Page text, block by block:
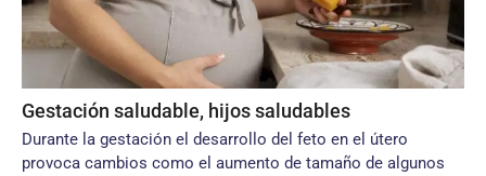
Gestación saludable, hijos saludables
Durante la gestación el desarrollo del feto en el útero
provoca cambios como el aumento de tamaño de algunos